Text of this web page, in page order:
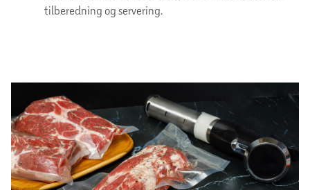
tilberedning og servering.